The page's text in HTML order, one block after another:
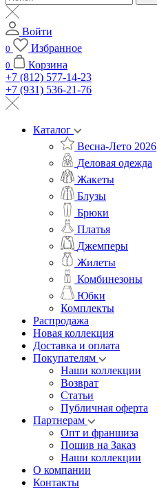
Войти
0 Избранное
0
Корзина
+7 (812) 577-14-23
+7 (931) 536-21-76
Каталог
Весна-Лето 2026
Деловая одежда
Жакеты
Блузы
Брюки
Платья
Джемперы
Жилеты
Комбинезоны
Юбки
Комплекты
Распродажа
Новая коллекция
Доставка и оплата
Покупателям
Наши коллекции
Возврат
Статьи
Публичная оферта
Партнерам
Опт и франшиза
Пошив на Заказ
Наши коллекции
О компании
Контакты